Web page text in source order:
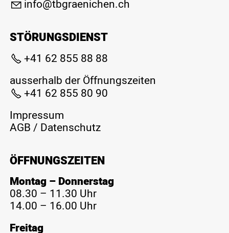
nf
tbgr n ch n ch
STÖRUNGSDIENST
+41 62 855 88 88
ausserhalb der Öffnungszeiten
+41 62 855 80 90
Impressum
AGB/ Datenschutz
ÖFFNUNGSZEITEN
Montag – Donnerstag
08.30 – 11.30 Uhr
14.00 – 16.00 Uhr
Freitag